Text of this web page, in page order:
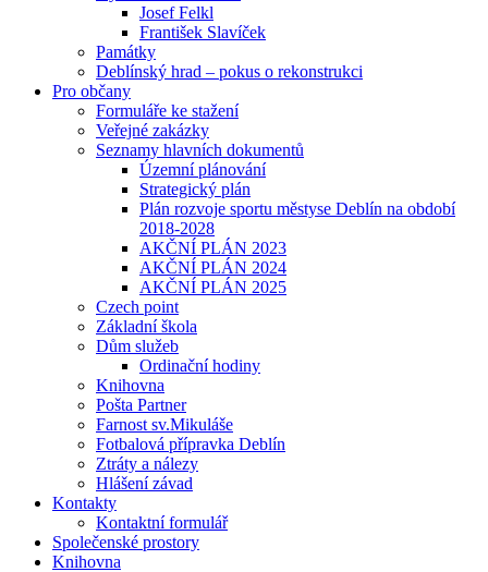
Josef Felkl
František Slavíček
Památky
Deblínský hrad – pokus o rekonstrukci
Pro občany
Formuláře ke stažení
Veřejné zakázky
Seznamy hlavních dokumentů
Územní plánování
Strategický plán
Plán rozvoje sportu městyse Deblín na období
2018-2028
AKČNÍ PLÁN 2023
AKČNÍ PLÁN 2024
AKČNÍ PLÁN 2025
Czech point
Základní škola
Dům služeb
Ordinační hodiny
Knihovna
Pošta Partner
Farnost sv.Mikuláše
Fotbalová přípravka Deblín
Ztráty a nálezy
Hlášení závad
Kontakty
Kontaktní formulář
Společenské prostory
Knihovna